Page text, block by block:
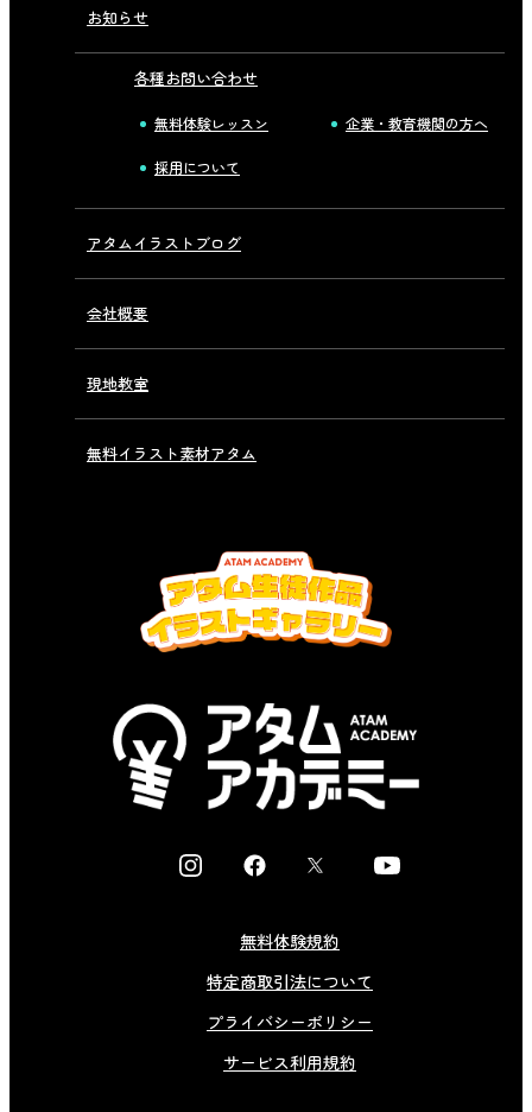
お知らせ
各種お問い合わせ
無料体験レッスン 企業・教育機関の方へ
採用について
アタムイラストブログ
会社概要
現地教室
無料イラスト素材アタム
I
a
g
F
e
b
o
k
X
Y
無料体験規約
特定商取引法について
プライバシーポリシー
サービス利用規約